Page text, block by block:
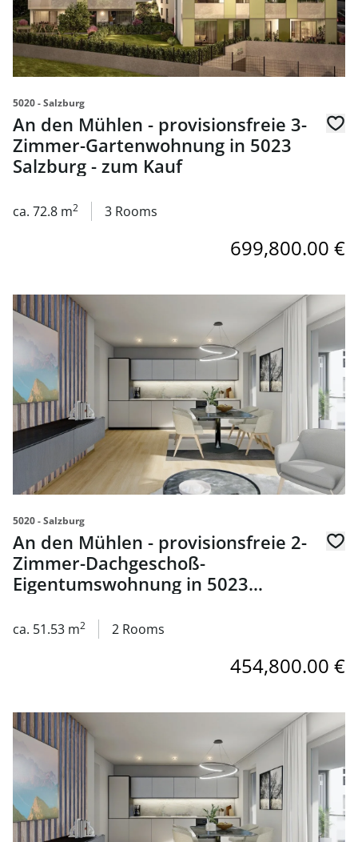
5020 - Salzburg
An den Mühlen - provisionsfreie 3-
Zimmer-Gartenwohnung in 5023
Salzburg - zum Kauf
ca. 72.8 m2 3 Rooms
699,800.00 €
link to page An den Mühlen - provisionsfreie 2-Zimmer-
5020 - Salzburg
An den Mühlen - provisionsfreie 2-
Zimmer-Dachgeschoß-
Eigentumswohnung in 5023
ca. 51.53 m2 2 Rooms
454,800.00 €
link to page An den Mühlen - provisionsfreie 3-Zimmer-